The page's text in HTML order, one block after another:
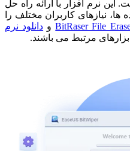
این نرم افزار با ارائه راه حل
نیازهای کاربران مختلف را
و دانلود نرم
ابزارهای مرتبط می باشند.